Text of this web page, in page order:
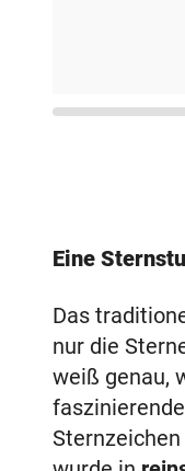
Eine
Das
nur die
weiß genau,